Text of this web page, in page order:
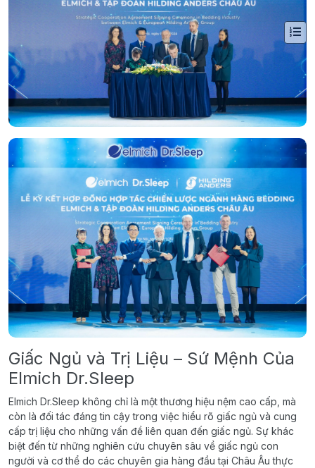
Giấc Ngủ và Trị Liệu – Sứ Mệnh Của
Elmich Dr.Sleep
Elmich Dr.Sleep không chỉ là một thương hiệu nệm cao cấp, mà
còn là đối tác đáng tin cậy trong việc hiểu rõ giấc ngủ và cung
cấp trị liệu cho những vấn đề liên quan đến giấc ngủ. Sự khác
biệt đến từ những nghiên cứu chuyên sâu về giấc ngủ con
người và cơ thể do các chuyên gia hàng đầu tại Châu Âu thực